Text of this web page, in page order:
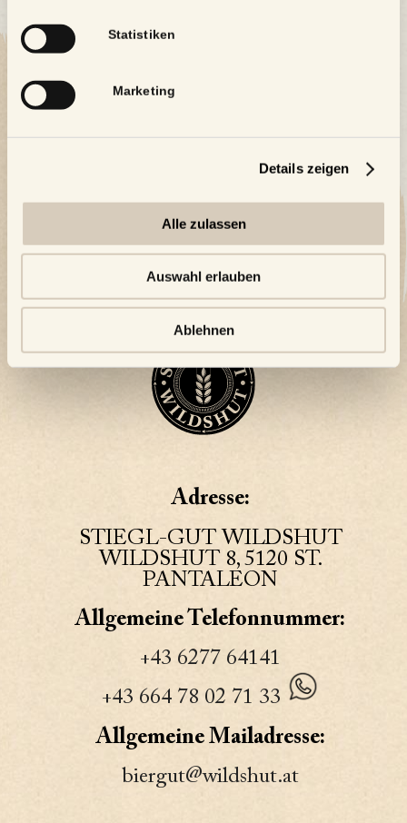
Statistiken
Marketing
Details zeigen
Alle zulassen
Auswahl erlauben
Ablehnen
Adresse:
STIEGL-GUT WILDSHUT
WILDSHUT 8, 5120 ST.
PANTALEON
Allgemeine Telefonnummer:
+43 6277 64141
+43 664 78 02 71 33
Allgemeine Mailadresse:
biergut@wildshut.at